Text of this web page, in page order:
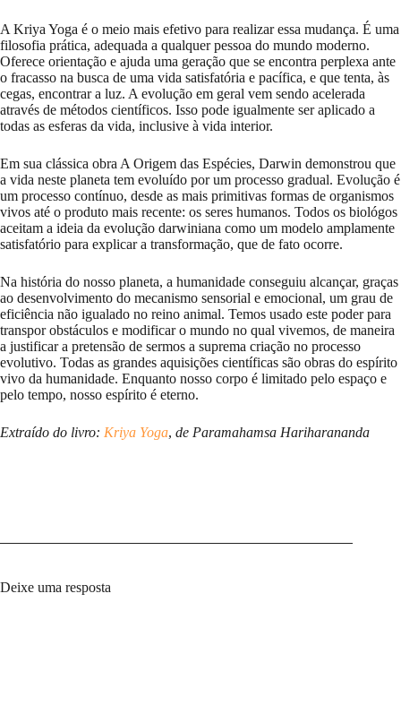
A Kriya Yoga é o meio mais efetivo para realizar essa mudança. É uma
filosofia prática, adequada a qualquer pessoa do mundo moderno.
Oferece orientação e ajuda uma geração que se encontra perplexa ante
o fracasso na busca de uma vida satisfatória e pacífica, e que tenta, às
cegas, encontrar a luz. A evolução em geral vem sendo acelerada
através de métodos científicos. Isso pode igualmente ser aplicado a
todas as esferas da vida, inclusive à vida interior.
Em sua clássica obra A Origem das Espécies, Darwin demonstrou que
a vida neste planeta tem evoluído por um processo gradual. Evolução é
um processo contínuo, desde as mais primitivas formas de organismos
vivos até o produto mais recente: os seres humanos. Todos os biológos
aceitam a ideia da evolução darwiniana como um modelo amplamente
satisfatório para explicar a transformação, que de fato ocorre.
Na história do nosso planeta, a humanidade conseguiu alcançar, graças
ao desenvolvimento do mecanismo sensorial e emocional, um grau de
eficiência não igualado no reino animal. Temos usado este poder para
transpor obstáculos e modificar o mundo no qual vivemos, de maneira
a justificar a pretensão de sermos a suprema criação no processo
evolutivo. Todas as grandes aquisições científicas são obras do espírito
vivo da humanidade. Enquanto nosso corpo é limitado pelo espaço e
pelo tempo, nosso espírito é eterno.
Extraído do livro: Kriya Yoga, de Paramahamsa Hariharananda
Deixe uma resposta